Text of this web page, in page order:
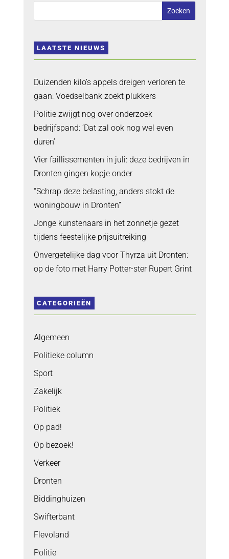
LAATSTE NIEUWS
Duizenden kilo’s appels dreigen verloren te
gaan: Voedselbank zoekt plukkers
Politie zwijgt nog over onderzoek
bedrijfspand: ‘Dat zal ook nog wel even
duren’
Vier faillissementen in juli: deze bedrijven in
Dronten gingen kopje onder
“Schrap deze belasting, anders stokt de
woningbouw in Dronten”
Jonge kunstenaars in het zonnetje gezet
tijdens feestelijke prijsuitreiking
Onvergetelijke dag voor Thyrza uit Dronten:
op de foto met Harry Potter-ster Rupert Grint
CATEGORIEËN
Algemeen
Politieke column
Sport
Zakelijk
Politiek
Op pad!
Op bezoek!
Verkeer
Dronten
Biddinghuizen
Swifterbant
Flevoland
Politie